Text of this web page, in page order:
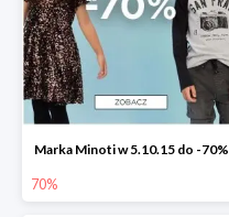
Marka Minoti w 5.10.15 do -70%
70%